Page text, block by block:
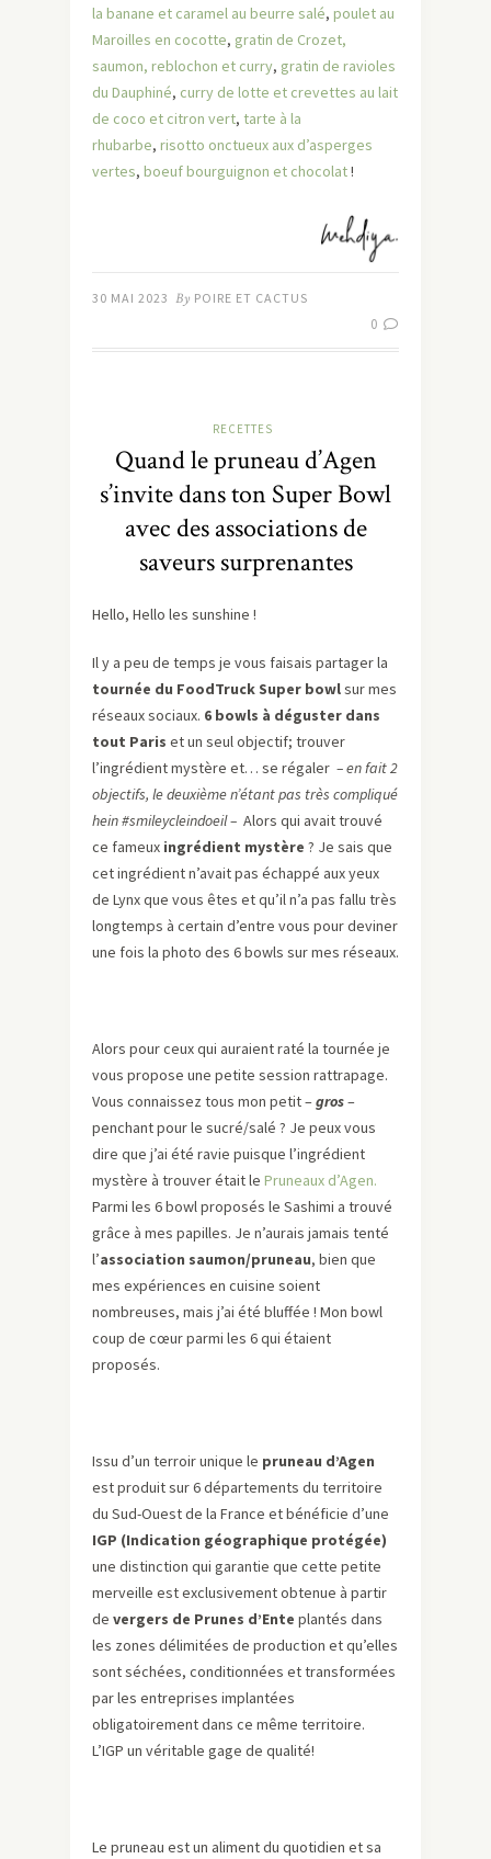
la banane et caramel au beurre salé, poulet au
Maroilles en cocotte, gratin de Crozet,
saumon, reblochon et curry, gratin de ravioles
du Dauphiné, curry de lotte et crevettes au lait
de coco et citron vert, tarte à la
rhubarbe, risotto onctueux aux d’asperges
vertes, boeuf bourguignon et chocolat!
30 MAI 2023 By POIRE ET CACTUS
0
RECETTES
Quand le pruneau d’Agen
s’invite dans ton Super Bowl
avec des associations de
saveurs surprenantes
Hello, Hello les sunshine !
Il y a peu de temps je vous faisais partager la
tournée du FoodTruck Super bowlsur mes
réseaux sociaux. 6 bowls à déguster dans
tout Paris et un seul objectif; trouver
l’ingrédient mystère et… se régaler – en fait 2
objectifs, le deuxième n’étant pas très compliqué
hein #smileycleindoeil – Alors qui avait trouvé
ce fameux ingrédient mystère ? Je sais que
cet ingrédient n’avait pas échappé aux yeux
de Lynx que vous êtes et qu’il n’a pas fallu très
longtemps à certain d’entre vous pour deviner
une fois la photo des 6 bowls sur mes réseaux.
Alors pour ceux qui auraient raté la tournée je
vous propose une petite session rattrapage.
Vous connaissez tous mon petit –gros–
penchant pour le sucré/salé ? Je peux vous
dire que j’ai été ravie puisque l’ingrédient
mystère à trouver était le Pruneaux d’Agen.
Parmi les 6 bowl proposés le Sashimi a trouvé
grâce à mes papilles. Je n’aurais jamais tenté
l’association saumon/pruneau, bien que
mes expériences en cuisine soient
nombreuses, mais j’ai été bluffée ! Mon bowl
coup de cœur parmi les 6 qui étaient
proposés.
Issu d’un terroir unique le pruneau d’Agen
est produit sur 6 départements du territoire
du Sud-Ouest de la France et bénéficie d’une
IGP (Indication géographique protégée)
une distinction qui garantie que cette petite
merveille est exclusivement obtenue à partir
de vergers de Prunes d’Ente plantés dans
les zones délimitées de production et qu’elles
sont séchées, conditionnées et transformées
par les entreprises implantées
obligatoirement dans ce même territoire.
L’IGP un véritable gage de qualité!
Le pruneau est un aliment du quotidien et sa